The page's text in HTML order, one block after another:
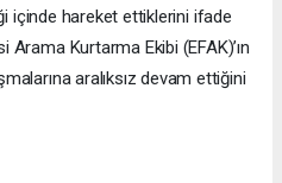
içinde hareket ettiklerini ifade
Kurtarma Ekibi (EFAK)’ın
aralıksız devam ettiğini